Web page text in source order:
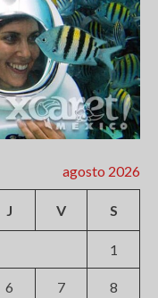
agosto 2026
J V S
1
6 7 8